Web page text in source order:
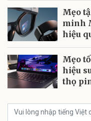
Mẹo
minh
hiệu
Mẹo
hiệu
thọ